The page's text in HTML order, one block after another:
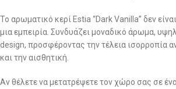
Το αρωματικό κερί Estia “Dark Vanilla” δεν
μια εμπειρία. Συνδυάζει μοναδικό άρωμα,
design, προσφέροντας την τέλεια ισορροπία
και την αισθητική.
Αν θέλετε να μετατρέψετε τον χώρο σας σε